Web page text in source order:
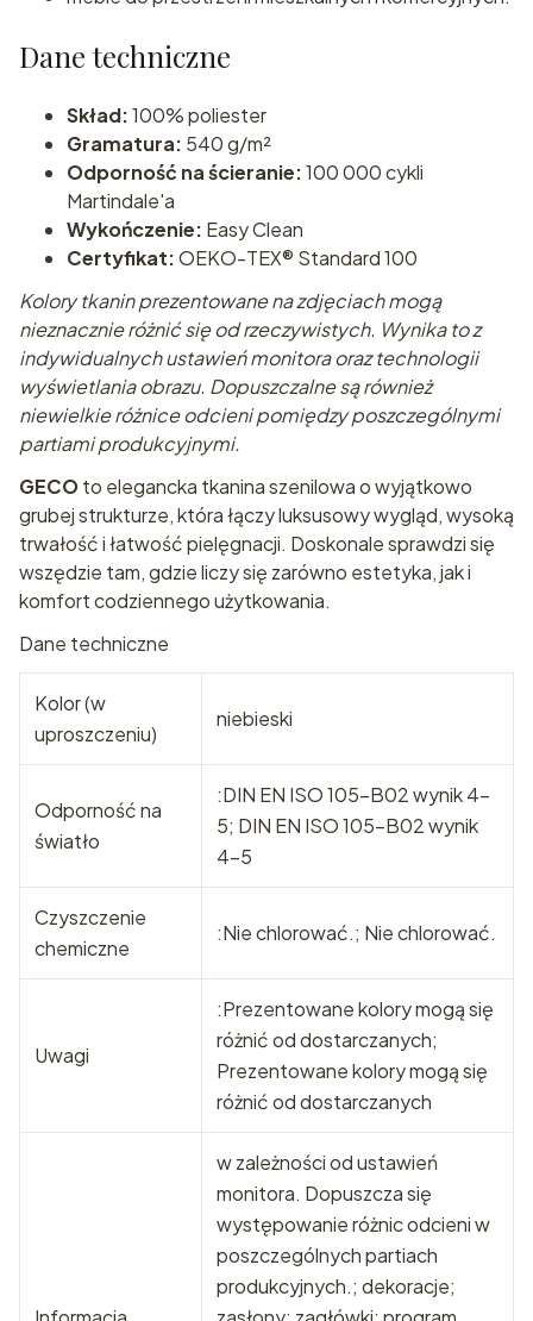
Dane techniczne
Skład:100% poliester
Gramatura: 540 g/m²
Odporność na ścieranie:100 000 cykli
Martindale'a
Wykończenie: Easy Clean
Certyfikat:OEKO-TEX® Standard 100
Kolory tkanin prezentowane na zdjęciach mogą
nieznacznie różnić się od rzeczywistych. Wynika to z
indywidualnych ustawień monitora oraz technologii
wyświetlania obrazu. Dopuszczalne są również
niewielkie różnice odcieni pomiędzy poszczególnymi
partiami produkcyjnymi.
GECOto elegancka tkanina szenilowa o wyjątkowo
grubej strukturze, która łączy luksusowy wygląd, wysoką
trwałość i łatwość pielęgnacji. Doskonale sprawdzi się
wszędzie tam, gdzie liczy się zarówno estetyka, jak i
komfort codziennego użytkowania.
Dane techniczne
Kolor (w
uproszczeniu)
niebieski
Odporność na
światło
:DIN EN ISO 105-B02 wynik 4-
5; DIN EN ISO 105-B02 wynik
4-5
Czyszczenie
chemiczne
:Nie chlorować.; Nie chlorować.
Uwagi
:Prezentowane kolory mogą się
różnić od dostarczanych;
Prezentowane kolory mogą się
różnić od dostarczanych
w zależności od ustawień
monitora. Dopuszcza się
występowanie różnic odcieni w
poszczególnych partiach
produkcyjnych.; dekoracje;